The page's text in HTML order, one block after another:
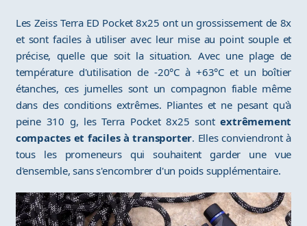
Les Zeiss Terra ED Pocket 8x25 ont un grossissement de 8x
et sont faciles à utiliser avec leur mise au point souple et
précise, quelle que soit la situation. Avec une plage de
température d'utilisation de -20°C à +63°C et un boîtier
étanches, ces jumelles sont un compagnon fiable même
dans des conditions extrêmes. Pliantes et ne pesant qu'à
peine 310 g, les Terra Pocket 8x25 sontextrêmement
compactes et faciles à transporter. Elles conviendront à
tous les promeneurs qui souhaitent garder une vue
d'ensemble, sans s'encombrer d'un poids supplémentaire.